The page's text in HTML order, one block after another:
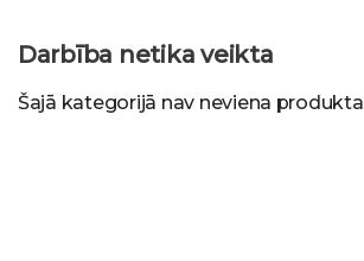
Darbība netika veikta
Šajā kategorijā nav neviena produkta